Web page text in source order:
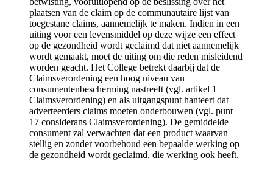
plaatsen van de claim op de communautaire lijst van
toegestane claims, aannemelijk te maken. Indien in een
uiting voor een levensmiddel op deze wijze een effect
op de gezondheid wordt geclaimd dat niet aannemelijk
wordt gemaakt, moet de uiting om die reden misleidend
worden geacht. Het College betrekt daarbij dat de
Claimsverordening een hoog niveau van
consumentenbescherming nastreeft (vgl. artikel 1
Claimsverordening) en als uitgangspunt hanteert dat
adverteerders claims moeten onderbouwen (vgl. punt
17 considerans Claimsverordening). De gemiddelde
consument zal verwachten dat een product waarvan
stellig en zonder voorbehoud een bepaalde werking op
de gezondheid wordt geclaimd, die werking ook heeft.